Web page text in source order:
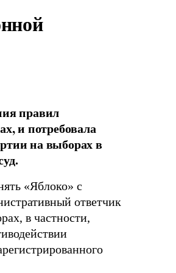
правил
и потребовала
на выборах в
«Яблоко» с
ответчик
в частности,